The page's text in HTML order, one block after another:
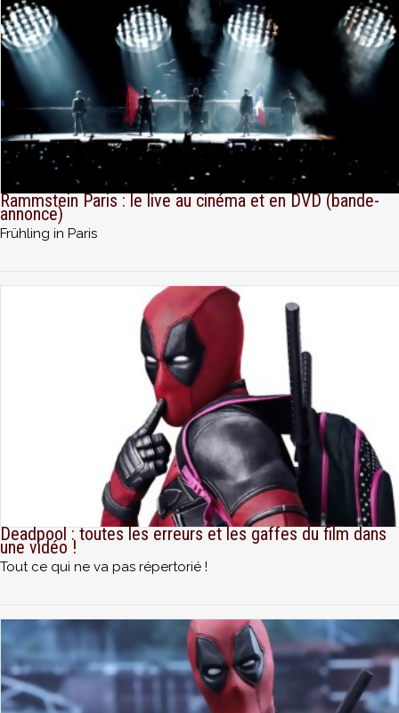
Rammstein Paris : le live au cinéma et en DVD (bande-
annonce)
Frühling in Paris
Deadpool : toutes les erreurs et les gaffes du film dans
une vidéo !
Tout ce qui ne va pas répertorié !